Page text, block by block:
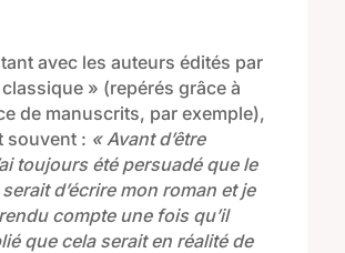
tantavec les auteurs édités par
classique» (repérés grâce à
de manuscrits, par exemple),
souvent: « Avant d’être
toujours été persuadé que le
d’écriremon romanet je
compte une fois qu’il
que cela serait en réalitéde